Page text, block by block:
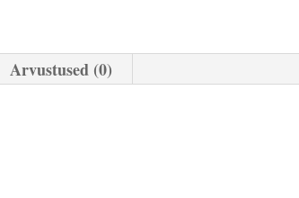
Arvustused (0)